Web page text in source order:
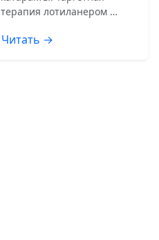
терапия лотиланером …
Читать →